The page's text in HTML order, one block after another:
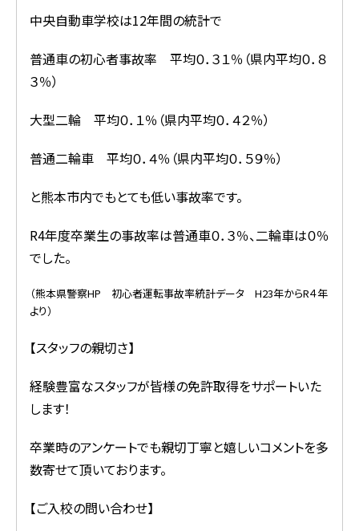
中央自動車学校は12年間の統計で
普通車の初心者事故率 平均０．３１％（県内平均０．８
３％）
大型二輪 平均０．１％（県内平均０．４２％）
普通二輪車 平均０．４％（県内平均０．５９％）
と熊本市内でもとても低い事故率です。
R4年度卒業生の事故率は普通車０．３％、二輪車は０％
でした。
（熊本県警察HP 初心者運転事故率統計データ H23年からR４年
より）
【スタッフの親切さ】
経験豊富なスタッフが皆様の免許取得をサポートいた
します！
卒業時のアンケートでも親切丁寧と嬉しいコメントを多
数寄せて頂いております。
【ご入校の問い合わせ】